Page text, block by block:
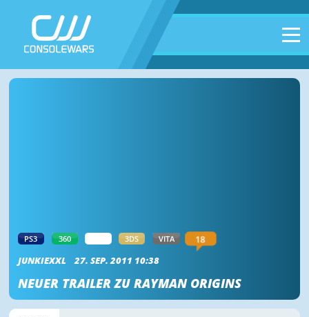
PS3 360 3DS VITA 18
JUNKIEXXL 27. SEP. 2011 10:38
NEUER TRAILER ZU RAYMAN ORIGINS